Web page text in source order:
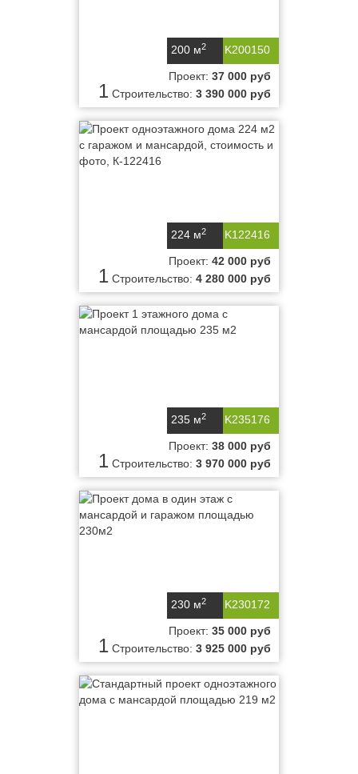
K200150
200 м2
1
Проект: 37 000 руб
Строительство: 3 390 000 руб
K122416
224 м2
1
Проект: 42 000 руб
Строительство: 4 280 000 руб
K235176
235 м2
1
Проект: 38 000 руб
Строительство: 3 970 000 руб
K230172
230 м2
1
Проект: 35 000 руб
Строительство: 3 925 000 руб